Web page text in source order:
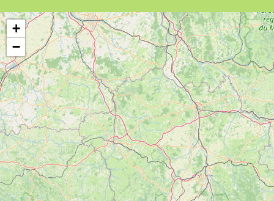
comme la prise de poids ou les difficultés
de concentration disparaissent
également dans les semaines qui suivent
l' arrêt de la cigarette.
Les bénéfices se voient également au
niveau du portefeuille et des activités
sportives ! En effet, les paquets de
cigarettes coutent cher, et en arrêtant
vous pourrez faire des économies. Vous
retrouverez aussi une meilleure capacité
respiratoire et physique, ce qui vous
permettra de pratiquer plus facilement
une activité sportive. Alors n'hésitez plus !
+
−